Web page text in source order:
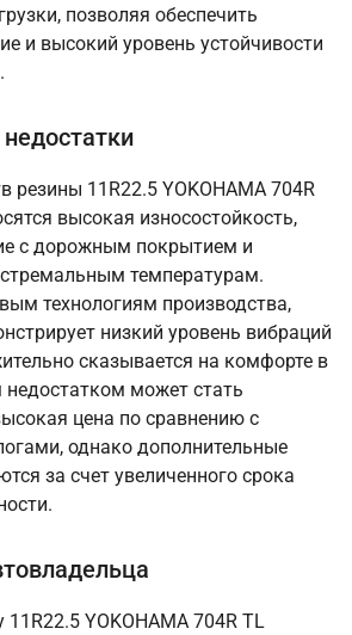
позволяя обеспечить
и высокий уровень устойчивости
резины 11R22.5 YOKOHAMA 704R
высокая износостойкость,
с дорожным покрытием и
температурам.
технологиям производства,
низкий уровень вибраций
сказывается на комфорте в
может стать
цена по сравнению с
однако дополнительные
за счет увеличенного срока
YOKOHAMA 704R TL